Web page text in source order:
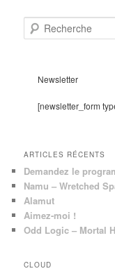
e
Newsletter
[newsletter_form
ARTICLES RÉCENTS
Demandez le
Namu – Wretched
Alamut
Aimez-moi !
Odd Logic – Mortal
CLOUD